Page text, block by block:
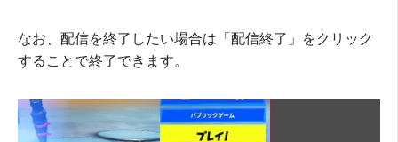
なお、配信を終了したい場合は「配信終了」をクリック
することで終了できます。